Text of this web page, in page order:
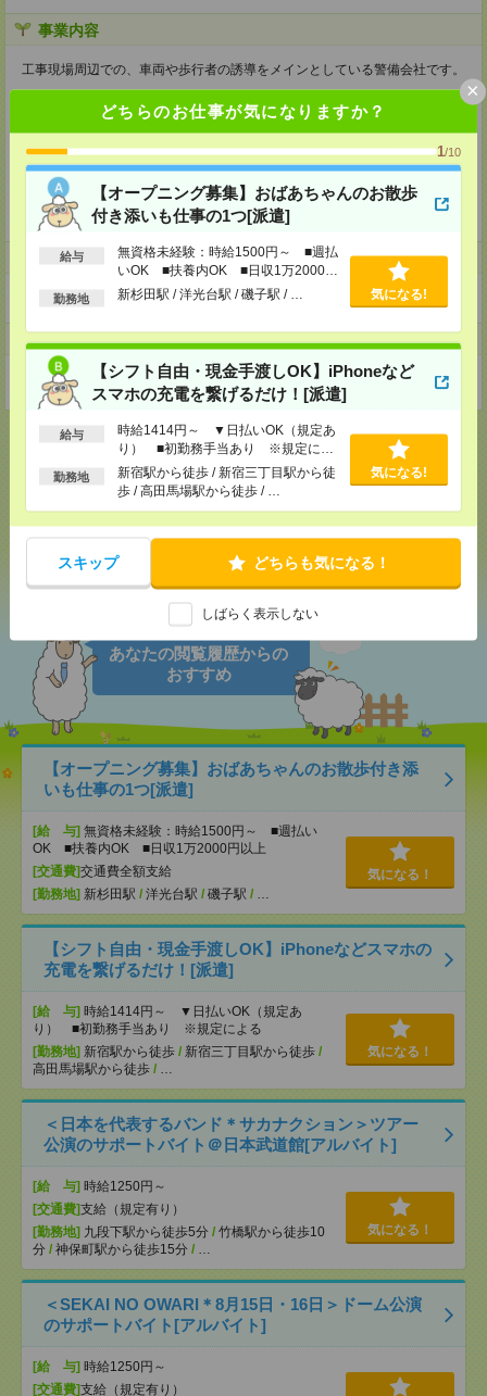
どちらのお仕事が気になりますか？
1/10
【オープニング募集】おばあちゃんのお散歩
付き添いも仕事の1つ[派遣]
給与
無資格未経験：時給1500円～ ■週払
いOK ■扶養内OK ■日収1万2000円
以上
勤務地 新杉田駅 / 洋光台駅 / 磯子駅 / … 気になる!
【シフト自由・現金手渡しOK】iPhoneなど
スマホの充電を繋げるだけ！[派遣]
給与
時給1414円～ ▼日払いOK（規定あ
り） ■初勤務手当あり ※規定によ
る
勤務地
新宿駅から徒歩 / 新宿三丁目駅から徒
歩 / 高田馬場駅から徒歩 / …
気になる!
スキップ どちらも気になる！
しばらく表示しない
×
事業内容
工事現場周辺での、車両や歩行者の誘導をメインとしている警備会社です。
(1)お客様に「安心」頂ける警備員の配置、
(2)社員が「安心」して働ける労働環境の提供、
(3)警備により「安心」して生活出来る社会への貢献、
これらの３つの「安心」を提供することで、すべての方から愛される警備会
社を目指しています。
今後も更なる事業拡大に向けて、
共に会社を創り上げていくメンバーを募集いたします
ホームページ
https://en-gage.net/enbridge-s_saiyo1/
事業所
神奈川県横浜市中区不老町２－１０－４徳永関内ビル３０２
応募ページへ
気になる！
あなたの閲覧履歴からの
おすすめ
【オープニング募集】おばあちゃんのお散歩付き添
いも仕事の1つ[派遣]
[給 与] 無資格未経験：時給1500円～ ■週払い
OK ■扶養内OK ■日収1万2000円以上
[交通費]交通費全額支給
[勤務地] 新杉田駅 / 洋光台駅 / 磯子駅 /
気になる！
【シフト自由・現金手渡しOK】iPhoneなどスマホの
充電を繋げるだけ！[派遣]
[給 与] 時給1414円～ ▼日払いOK（規定あ
り） ■初勤務手当あり ※規定による
[勤務地] 新宿駅から徒歩 / 新宿三丁目駅から徒歩 /
高田馬場駅から徒歩 /
気になる！
＜日本を代表するバンド＊サカナクション＞ツアー
公演のサポートバイト＠日本武道館[アルバイト]
[給 与] 時給1250円～
[交通費]支給（規定有り）
[勤務地] 九段下駅から徒歩5分 / 竹橋駅から徒歩10
分 / 神保町駅から徒歩15分 /
気になる！
＜SEKAI NO OWARI＊8月15日・16日＞ドーム公演
のサポートバイト[アルバイト]
[給 与] 時給1250円～
[交通費]支給（規定有り）